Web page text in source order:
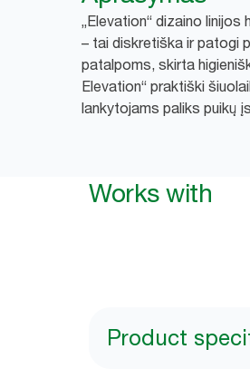
„Elevation“ dizaino linijos
– tai diskretiška ir patogi
patalpoms, skirta
Elevation“ praktiški
lankytojams paliks puikų
Works with
Product